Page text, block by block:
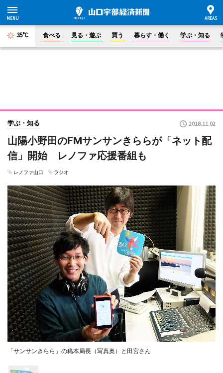
35°C 食べる 見る・遊ぶ 買う 暮らす・働く 学ぶ・知る
学ぶ・知る 2018.11.02
山陽小野田のFMサンサンきららが「ネット配
信」開始 レノファ応援番組も
レノファ山口 ラジオ
「サンサンきらら」の穐本局長（写真奥）と田宮さん